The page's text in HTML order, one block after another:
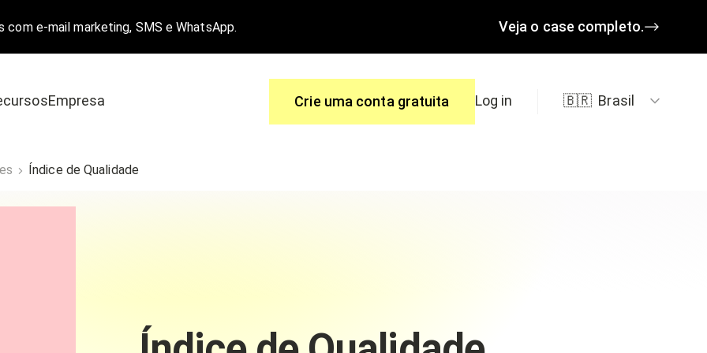
com e-mail marketing, SMS e WhatsApp. Veja o case completo.
Empresa Crie uma conta gratuita Log in 🇧🇷 Brasil
Índice de Qualidade